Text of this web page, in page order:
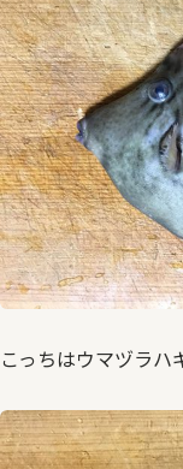
こっちはウマヅラハ